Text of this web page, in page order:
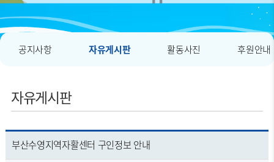
공지사항 자유게시판 활동사진 후원안내
자유게시판
부산수영지역자활센터 구인정보 안내